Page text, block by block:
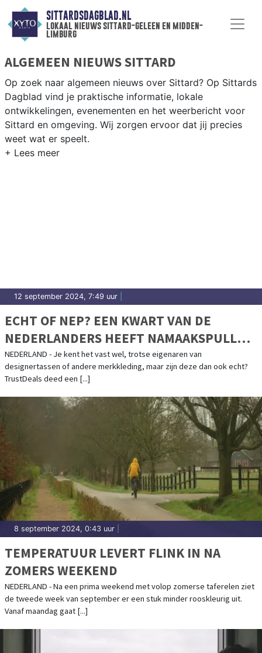
SITTARDSDAGBLAD.NL
lokaal nieuws sittard-geleen en midden-
limburg
ALGEMEEN NIEUWS SITTARD
Op zoek naar algemeen nieuws over Sittard? Op Sittards
Dagblad vind je praktische informatie, lokale
ontwikkelingen, evenementen en het weerbericht voor
Sittard en omgeving. Wij zorgen ervoor dat jij precies
weet wat er speelt.
12 september 2024, 7:49 uur
ECHT OF NEP? EEN KWART VAN DE
NEDERLANDERS HEEFT NAMAAKSPULLEN
IN DE KAST HANGEN
NEDERLAND - Je kent het vast wel, trotse eigenaren van
designertassen of andere merkkleding, maar zijn deze dan ook echt?
TrustDeals deed een [...]
8 september 2024, 0:43 uur
TEMPERATUUR LEVERT FLINK IN NA
ZOMERS WEEKEND
NEDERLAND - Na een prima weekend met volop zomerse taferelen ziet
de tweede week van september er een stuk minder rooskleurig uit.
Vanaf maandag gaat [...]